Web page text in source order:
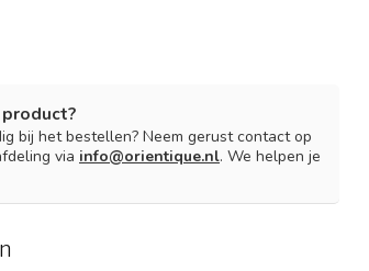
bij het bestellen? Neem gerust contact op
via info@orientique.nl. We helpen je